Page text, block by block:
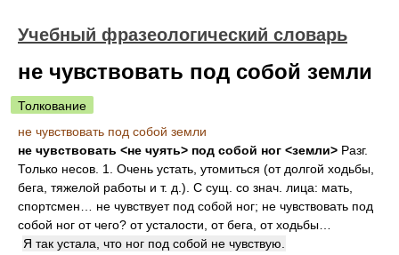
Учебный фразеологический словарь
не чувствовать под собой земли
Толкование
не чувствовать под собой земли
не чувствовать <не чуять> под собой ног <земли> Разг.
Только несов. 1. Очень устать, утомиться (от долгой ходьбы,
бега, тяжелой работы и т. д.). С сущ. со знач. лица: мать,
спортсмен… не чувствует под собой ног; не чувствовать под
собой ног от чего? от усталости, от бега, от ходьбы…
Я так устала, что ног под собой не чувствую.